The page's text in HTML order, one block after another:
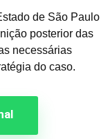
de São Paulo
posterior das
necessárias
do caso.